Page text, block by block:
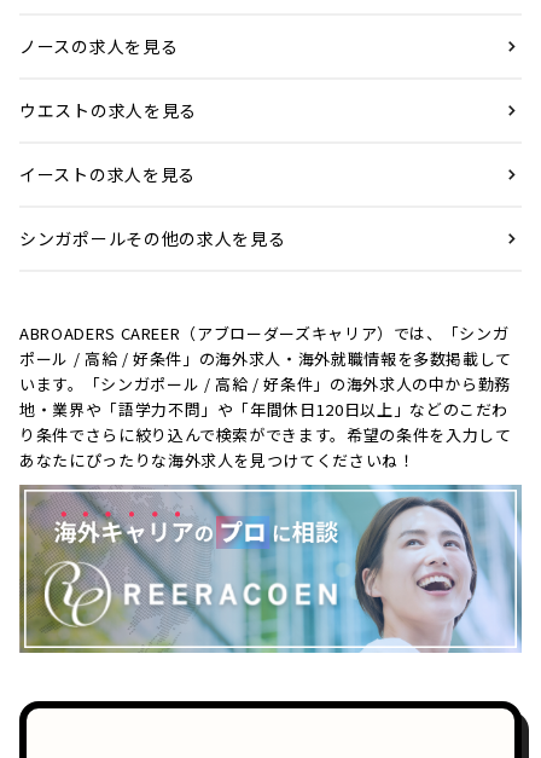
ノースの求人を見る
ウエストの求人を見る
イーストの求人を見る
シンガポールその他の求人を見る
ABROADERS CAREER（アブローダーズキャリア）では、「シンガ
ポール / 高給 / 好条件」の海外求人・海外就職情報を多数掲載して
います。「シンガポール / 高給 / 好条件」の海外求人の中から勤務
地・業界や「語学力不問」や「年間休日120日以上」などのこだわ
り条件でさらに絞り込んで検索ができます。希望の条件を入力して
あなたにぴったりな海外求人を見つけてくださいね！